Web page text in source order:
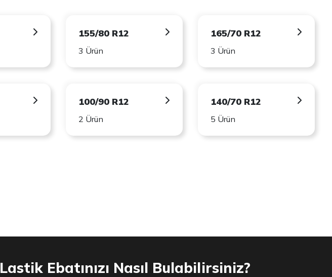
155/80 R12
3 Ürün
165/70 R12
3 Ürün
100/90 R12
2 Ürün
140/70 R12
5 Ürün
Lastik Ebatınızı Nasıl Bulabilirsiniz?